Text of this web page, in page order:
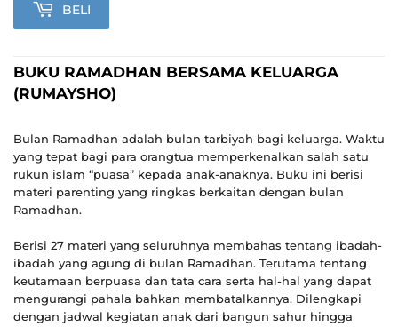
BELI
BUKU RAMADHAN BERSAMA KELUARGA
(RUMAYSHO)
Bulan Ramadhan adalah bulan tarbiyah bagi keluarga. Waktu
yang tepat bagi para orangtua memperkenalkan salah satu
rukun islam “puasa” kepada anak-anaknya. Buku ini berisi
materi parenting yang ringkas berkaitan dengan bulan
Ramadhan.
Berisi 27 materi yang seluruhnya membahas tentang ibadah-
ibadah yang agung di bulan Ramadhan. Terutama tentang
keutamaan berpuasa dan tata cara serta hal-hal yang dapat
mengurangi pahala bahkan membatalkannya. Dilengkapi
dengan jadwal kegiatan anak dari bangun sahur hingga